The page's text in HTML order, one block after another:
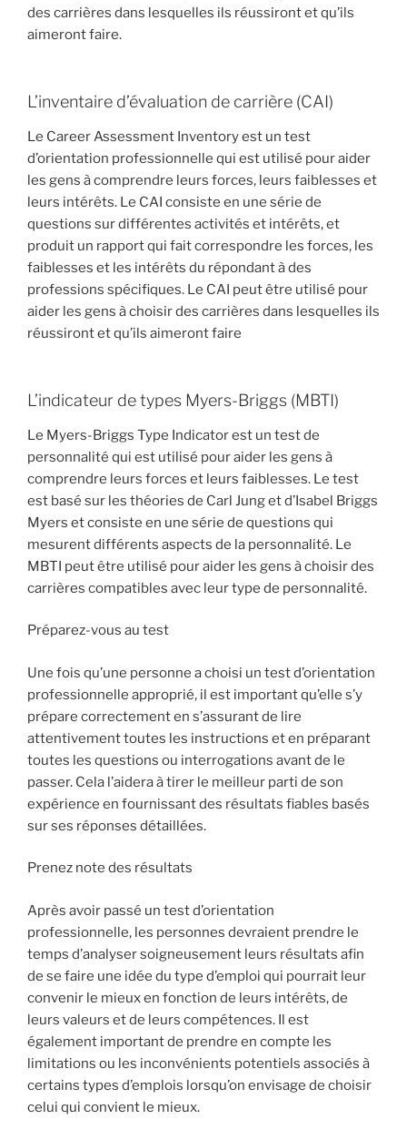
des carrières dans lesquelles ils réussiront et qu’ils
aimeront faire.
L’inventaire d’évaluation de carrière (CAI)
Le Career Assessment Inventory est un test
d’orientation professionnelle qui est utilisé pour aider
les gens à comprendre leurs forces, leurs faiblesses et
leurs intérêts. Le CAI consiste en une série de
questions sur différentes activités et intérêts, et
produit un rapport qui fait correspondre les forces, les
faiblesses et les intérêts du répondant à des
professions spécifiques. Le CAI peut être utilisé pour
aider les gens à choisir des carrières dans lesquelles ils
réussiront et qu’ils aimeront faire
L’indicateur de types Myers-Briggs (MBTI)
Le Myers-Briggs Type Indicator est un test de
personnalité qui est utilisé pour aider les gens à
comprendre leurs forces et leurs faiblesses. Le test
est basé sur les théories de Carl Jung et d’Isabel Briggs
Myers et consiste en une série de questions qui
mesurent différents aspects de la personnalité. Le
MBTI peut être utilisé pour aider les gens à choisir des
carrières compatibles avec leur type de personnalité.
Préparez-vous au test
Une fois qu’une personne a choisi un test d’orientation
professionnelle approprié, il est important qu’elle s’y
prépare correctement en s’assurant de lire
attentivement toutes les instructions et en préparant
toutes les questions ou interrogations avant de le
passer. Cela l’aidera à tirer le meilleur parti de son
expérience en fournissant des résultats fiables basés
sur ses réponses détaillées.
Prenez note des résultats
Après avoir passé un test d’orientation
professionnelle, les personnes devraient prendre le
temps d’analyser soigneusement leurs résultats afin
de se faire une idée du type d’emploi qui pourrait leur
convenir le mieux en fonction de leurs intérêts, de
leurs valeurs et de leurs compétences. Il est
également important de prendre en compte les
limitations ou les inconvénients potentiels associés à
certains types d’emplois lorsqu’on envisage de choisir
celui qui convient le mieux.